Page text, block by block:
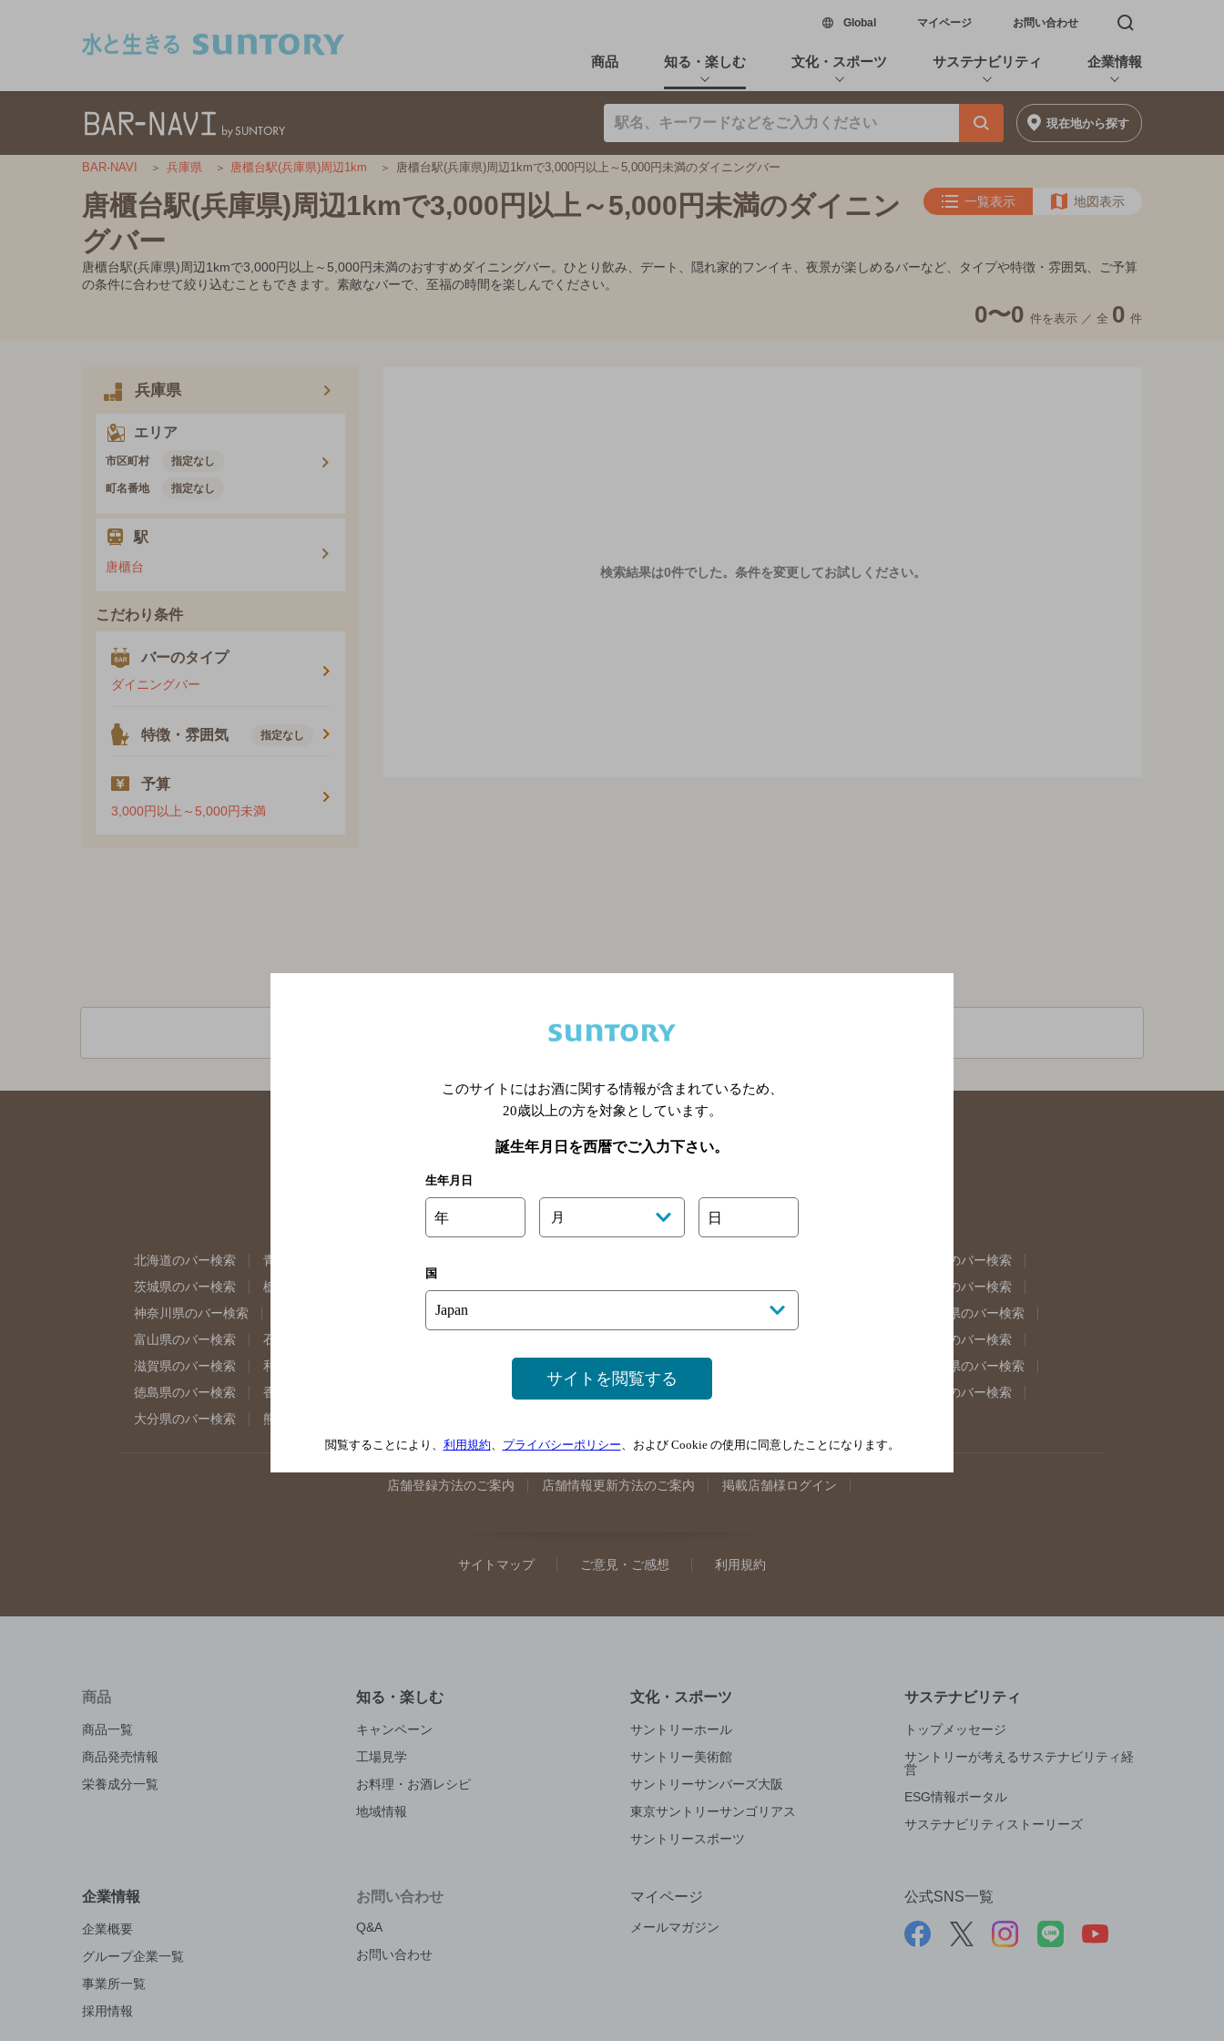
Global新しいウィンドウで開く
マイページ お問い合わせ 検索窓を開く
商品 知る・楽しむ 文化・スポーツ サステナビリティ 企業情報
現在地から探す
BAR-NAVI 兵庫県 唐櫃台駅(兵庫県)周辺1km 唐櫃台駅(兵庫県)周辺1kmで3,000円以上～5,000円未満のダイニングバー
唐櫃台駅(兵庫県)周辺1kmで3,000円以上～5,000円未満のダイニン
グバー
一覧表示 地図表示
唐櫃台駅(兵庫県)周辺1kmで3,000円以上～5,000円未満のおすすめダイニングバー。ひとり飲み、デート、隠れ家的フンイキ、夜景が楽しめるバーなど、タイプや特徴・雰囲気、ご予算
の条件に合わせて絞り込むこともできます。素敵なバーで、至福の時間を楽しんでください。
0〜0 件を表示 ／ 全 0 件
兵庫県
エリア
市区町村 指定なし
町名番地 指定なし
駅
唐櫃台
こだわり条件
バーのタイプ
ダイニングバー
特徴・雰囲気 指定なし
予算
3,000円以上～5,000円未満
検索結果は0件でした。 条件を変更してお試しください。
関連ページ
北海道のバー検索 青森県のバー検索
福島県のバー検索
茨城県のバー検索
栃木県のバー検索
東京都のバー検索
神奈川県のバー検索
埼玉県のバー検索
岐阜県のバー検索
富山県のバー検索
石川県のバー検索
奈良県のバー検索
滋賀県のバー検索
和歌山県のバー検索 山口県のバー検索
島根県のバー検索
徳島県のバー検索
香川県のバー検索
佐賀県のバー検索
大分県のバー検索
熊本県のバー検索
店舗登録方法のご案内 店舗情報更新方法のご案内 掲載店舗様ログイン
サイトマップ ご意見・ご感想 利用規約
商品
商品一覧
商品発売情報
栄養成分一覧
知る・楽しむ
キャンペーン
工場見学
お料理・お酒レシピ
地域情報
文化・スポーツ
サントリーホール
サントリー美術館
サントリーサンバーズ大阪
東京サントリーサンゴリアス
サントリースポーツ
サステナビリティ
トップメッセージ
サントリーが考えるサステナビリティ経
営
ESG情報ポータル
サステナビリティストーリーズ
企業情報
企業概要
グループ企業一覧
事業所一覧
採用情報
お問い合わせ
Q&A
お問い合わせ
マイページ
メールマガジン
公式SNS一覧
このサイトにはお酒に関する情報が含まれているため、
20歳以上の方を対象としています。
誕生年月日を西暦でご入力下さい。
生年月日
年 月 日
国
サイトを閲覧する
閲覧することにより、 利用規約、 プライバシーポリシー、および Cookie の使用に同意したことになります。